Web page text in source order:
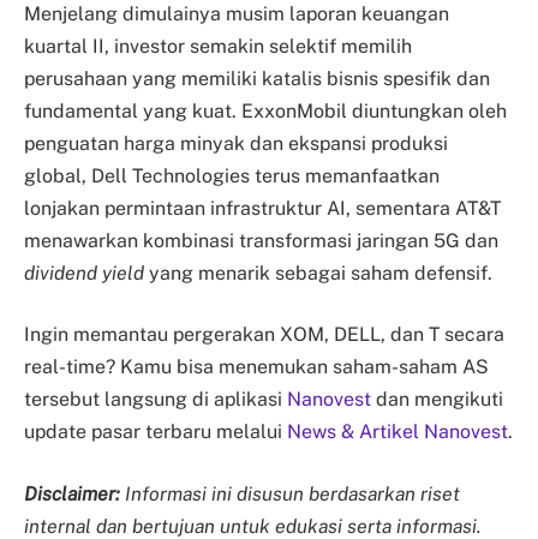
Menjelang dimulainya musim laporan keuangan
kuartal II, investor semakin selektif memilih
perusahaan yang memiliki katalis bisnis spesifik dan
fundamental yang kuat. ExxonMobil diuntungkan oleh
penguatan harga minyak dan ekspansi produksi
global, Dell Technologies terus memanfaatkan
lonjakan permintaan infrastruktur AI, sementara AT&T
menawarkan kombinasi transformasi jaringan 5G dan
dividend yield yang menarik sebagai saham defensif.
Ingin memantau pergerakan XOM, DELL, dan T secara
real-time? Kamu bisa menemukan saham-saham AS
tersebut langsung di aplikasi Nanovest dan mengikuti
update pasar terbaru melalui News & Artikel Nanovest.
Disclaimer: Informasi ini disusun berdasarkan riset
internal dan bertujuan untuk edukasi serta informasi.